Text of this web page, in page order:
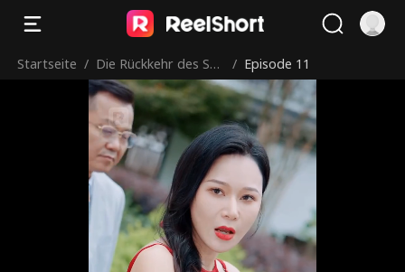
Startseite / Die Rückkehr des Sch
attenlords zur Ruhm
/ Episode 11